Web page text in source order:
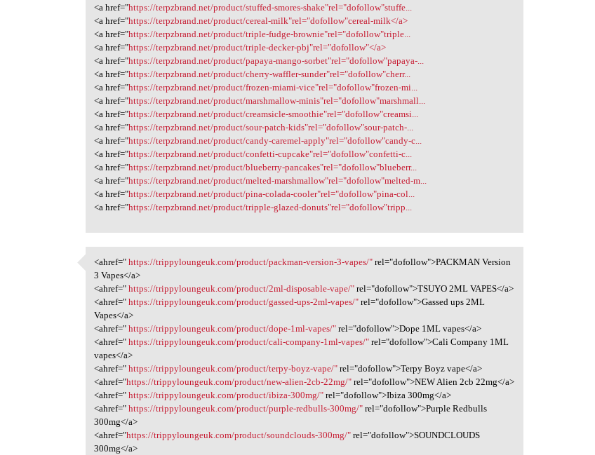
<a href="https://terpzbrand.net/product/stuffed-smores-shake"rel="dofollow"stuffe...
<a href="https://terpzbrand.net/product/cereal-milk"rel="dofollow"cereal-milk</a>
<a href="https://terpzbrand.net/product/triple-fudge-brownie"rel="dofollow"triple...
<a href="https://terpzbrand.net/product/triple-decker-pbj"rel="dofollow"</a>
<a href="https://terpzbrand.net/product/papaya-mango-sorbet"rel="dofollow"papaya-...
<a href="https://terpzbrand.net/product/cherry-waffler-sunder"rel="dofollow"cherr...
<a href="https://terpzbrand.net/product/frozen-miami-vice"rel="dofollow"frozen-mi...
<a href="https://terpzbrand.net/product/marshmallow-minis"rel="dofollow"marshmall...
<a href="https://terpzbrand.net/product/creamsicle-smoothie"rel="dofollow"creamsi...
<a href="https://terpzbrand.net/product/sour-patch-kids"rel="dofollow"sour-patch-...
<a href="https://terpzbrand.net/product/candy-caremel-apply"rel="dofollow"candy-c...
<a href="https://terpzbrand.net/product/confetti-cupcake"rel="dofollow"confetti-c...
<a href="https://terpzbrand.net/product/blueberry-pancakes"rel="dofollow"blueberr...
<a href="https://terpzbrand.net/product/melted-marshmallow"rel="dofollow"melted-m...
<a href="https://terpzbrand.net/product/pina-colada-cooler"rel="dofollow"pina-col...
<a href="https://terpzbrand.net/product/tripple-glazed-donuts"rel="dofollow"tripp...
<ahref=" https:/
<ahref="https://trippyloungeuk.com/product/packman-version-3-vapes/" rel="dofollow">PACKMAN Version
3 Vapes</a>
<ahref="https://trippyloungeuk.com/product/2ml-disposable-vape/" rel="dofollow">TSUYO 2ML VAPES</a>
<ahref="https://trippyloungeuk.com/product/gassed-ups-2ml-vapes/" rel="dofollow">Gassed ups 2ML
Vapes</a>
<ahref="https://trippyloungeuk.com/product/dope-1ml-vapes/" rel="dofollow">Dope 1ML vapes</a>
<ahref="https://trippyloungeuk.com/product/cali-company-1ml-vapes/" rel="dofollow">Cali Company 1ML
vapes</a>
<ahref="https://trippyloungeuk.com/product/terpy-boyz-vape/" rel="dofollow">Terpy Boyz vape</a>
<ahref="https://trippyloungeuk.com/product/new-alien-2cb-22mg/" rel="dofollow">NEW Alien 2cb 22mg</a>
<ahref="https://trippyloungeuk.com/product/ibiza-300mg/" rel="dofollow">Ibiza 300mg</a>
<ahref="https://trippyloungeuk.com/product/purple-redbulls-300mg/" rel="dofollow">Purple Redbulls
300mg</a>
<ahref="https://trippyloungeuk.com/product/soundclouds-300mg/" rel="dofollow">SOUNDCLOUDS
300mg</a>